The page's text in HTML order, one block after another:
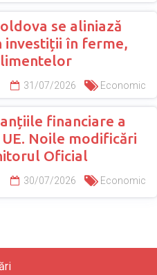
se aliniază
investiții în ferme,
31/07/2026 Economic
financiare a
Noile modificări
Oficial
30/07/2026 Economic